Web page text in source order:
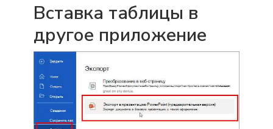
Вставка таблицы в
другое приложение